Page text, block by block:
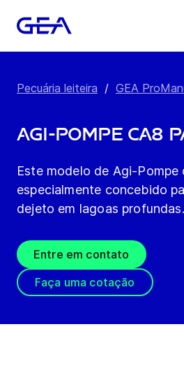
Pecuária leiteira / GEA
Agi-Pompe CA8
Este modelo de Agi-Pompe
especialmente concebido
dejeto em lagoas profundas.
Entre em contato
Faça uma cotação